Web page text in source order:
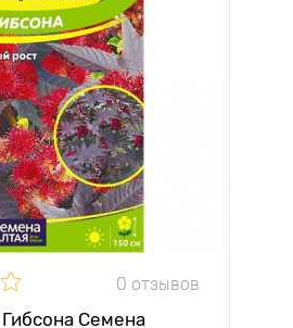
0 отзывов
Семена